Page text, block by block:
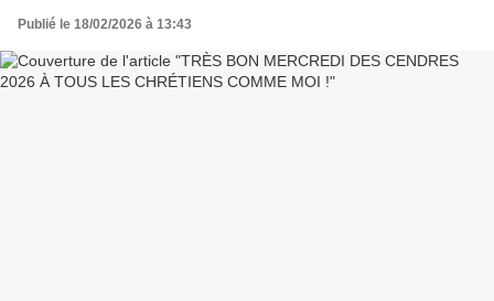
Publié le 18/02/2026 à 13:43